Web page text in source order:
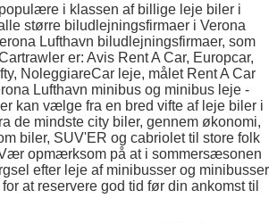
i klassen af billige leje biler i
større biludlejningsfirmaer i Verona
Lufthavn biludlejningsfirmaer, som
er: Avis Rent A Car, Europcar,
NoleggiareCar leje, målet Rent A Car
Lufthavn minibus og minibus leje -
kan vælge fra en bred vifte af leje biler i
de mindste city biler, gennem økonomi,
biler, SUV'ER og cabriolet til store folk
Vær opmærksom på at i sommersæsonen
efter leje af minibusser og minibusser
at reservere god tid før din ankomst til